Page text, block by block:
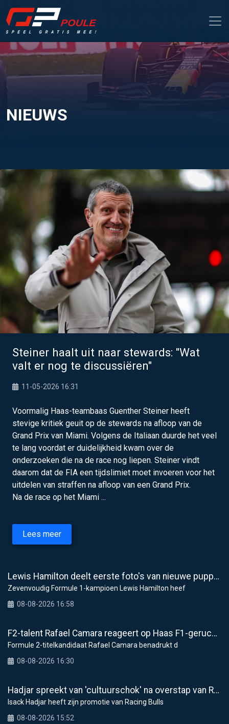
NIEUWS
Steiner haalt uit naar stewards: "Wat
valt er nog te discussiëren"
11-05-2026 16:31
Voormalig Haas-teambaas Guenther Steiner heeft
stevige kritiek geuit op de stewards na afloop van de
Grand Prix van Miami. Volgens de Italiaan duurde het veel
te lang voordat er duidelijkheid kwam over de
onderzoeken die na de race nog liepen. Steiner vindt
daarom dat de FIA een tijdslimiet moet invoeren voor het
uitdelen van straffen na afloop van een Grand Prix.
Na de race op het Miami ...
Lees meer
Lewis Hamilton deelt eerste foto's van nieuwe puppy Halo
Zevenvoudig Formule 1-kampioen Lewis Hamilton heef
08-08-2026 16:58
F2-talent Rafael Camara reageert op Haas F1-geruchten voor 2027
Formule 2-titelkandidaat Rafael Camara benadrukt d
08-08-2026 16:30
Hadjar spreekt van 'cultuurschok' na overstap van Racing Bulls naar Red Bull
Isack Hadjar heeft zijn promotie van Racing Bulls
08-08-2026 15:52